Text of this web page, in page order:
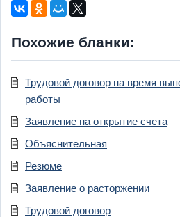
Похожие бланки:
Трудовой договор на время
работы
Заявление на открытие счета
Объяснительная
Резюме
Заявление о расторжении
Трудовой договор